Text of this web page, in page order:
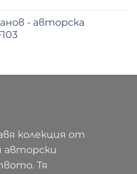
- авторска
колекция от
авторски
Тя